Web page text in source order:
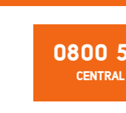
0800